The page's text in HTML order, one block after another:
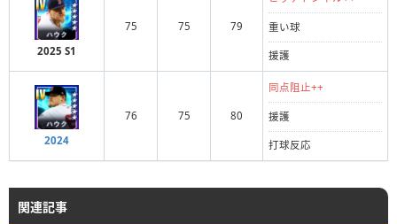
2025 S1
75 75 79 重い球
援護
2024
76 75 80
同点阻止++
援護
打球反応
関連記事